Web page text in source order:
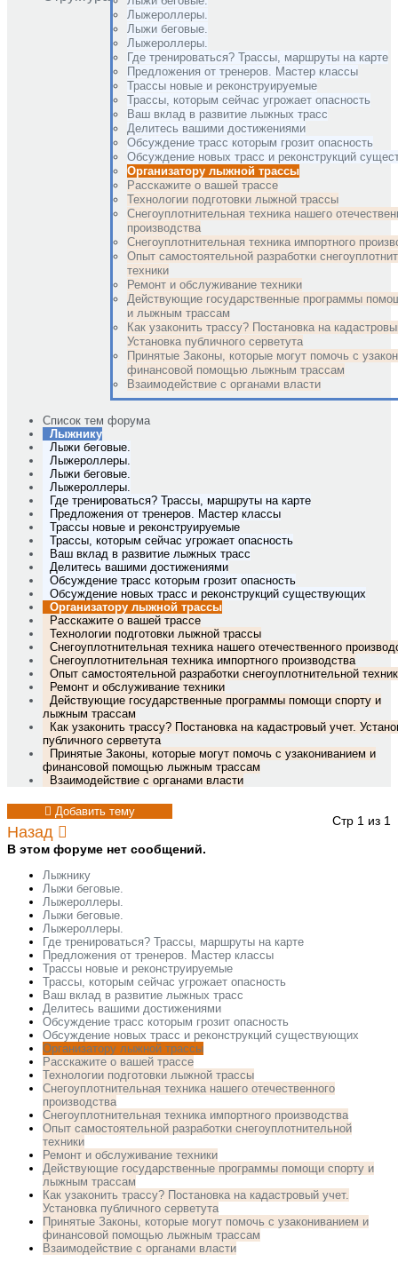
Лыжероллеры.
Лыжи беговые.
Лыжероллеры.
Где тренироваться? Трассы, маршруты на карте
Предложения от тренеров. Мастер классы
Трассы новые и реконструируемые
Трассы, которым сейчас угрожает опасность
Ваш вклад в развитие лыжных трасс
Делитесь вашими достижениями
Обсуждение трасс которым грозит опасность
Обсуждение новых трасс и реконструкций
Организатору лыжной трассы
Расскажите о вашей трассе
Технологии подготовки лыжной трассы
Снегоуплотнительная техника нашего
производства
Снегоуплотнительная техника импортного
Опыт самостоятельной разработки
техники
Ремонт и обслуживание техники
Действующие государственные программы
и лыжным трассам
Как узаконить трассу? Постановка на
Установка публичного серветута
Принятые Законы, которые могут помочь с
финансовой помощью лыжным трассам
Взаимодействие с органами власти
Список тем форума
Лыжнику
Лыжи беговые.
Лыжероллеры.
Лыжи беговые.
Лыжероллеры.
Где тренироваться? Трассы, маршруты на карте
Предложения от тренеров. Мастер классы
Трассы новые и реконструируемые
Трассы, которым сейчас угрожает опасность
Ваш вклад в развитие лыжных трасс
Делитесь вашими достижениями
Обсуждение трасс которым грозит опасность
Обсуждение новых трасс и реконструкций существующих
Организатору лыжной трассы
Расскажите о вашей трассе
Технологии подготовки лыжной трассы
Снегоуплотнительная техника нашего отечественного
Снегоуплотнительная техника импортного производства
Опыт самостоятельной разработки снегоуплотнительной
Ремонт и обслуживание техники
Действующие государственные программы помощи спорту и
лыжным трассам
Как узаконить трассу? Постановка на кадастровый учет.
публичного серветута
Принятые Законы, которые могут помочь с узакониванием и
финансовой помощью лыжным трассам
Взаимодействие с органами власти
Добавить тему
Назад
Стр 1 из 1
В этом форуме нет сообщений.
Лыжнику
Лыжи беговые.
Лыжероллеры.
Лыжи беговые.
Лыжероллеры.
Где тренироваться? Трассы, маршруты на карте
Предложения от тренеров. Мастер классы
Трассы новые и реконструируемые
Трассы, которым сейчас угрожает опасность
Ваш вклад в развитие лыжных трасс
Делитесь вашими достижениями
Обсуждение трасс которым грозит опасность
Обсуждение новых трасс и реконструкций существующих
Организатору лыжной трассы
Расскажите о вашей трассе
Технологии подготовки лыжной трассы
Снегоуплотнительная техника нашего отечественного
производства
Снегоуплотнительная техника импортного производства
Опыт самостоятельной разработки снегоуплотнительной
техники
Ремонт и обслуживание техники
Действующие государственные программы помощи спорту и
лыжным трассам
Как узаконить трассу? Постановка на кадастровый учет.
Установка публичного серветута
Принятые Законы, которые могут помочь с узакониванием и
финансовой помощью лыжным трассам
Взаимодействие с органами власти